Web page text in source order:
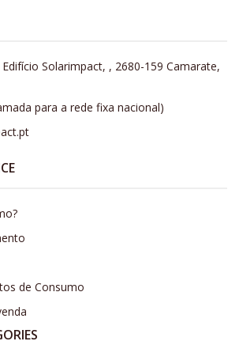
Solarimpact, , 2680-159 Camarate,
para a rede fixa nacional)
de Consumo